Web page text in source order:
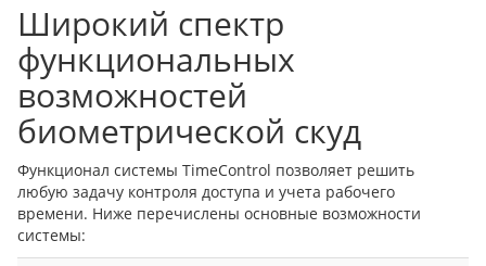
Широкий спектр
функциональных
возможностей
биометрической скуд
Функционал системы TimeControl позволяет решить
любую задачу контроля доступа и учета рабочего
времени. Ниже перечислены основные возможности
системы: